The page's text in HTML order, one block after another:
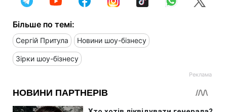
Більше по темі:
Сергій Притула Новини шоу-бізнесу
Зірки шоу-бізнесу